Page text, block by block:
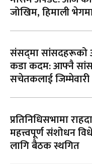
जोखिम, हिमाली
संसद्‌मा सांसदहरूको
कडा कदम: आफ्नै
सचेतकलाई जिम्मेवारी
प्रतिनिधिसभामा
महत्त्वपूर्ण संशोधन
लागि बैठक स्थगित